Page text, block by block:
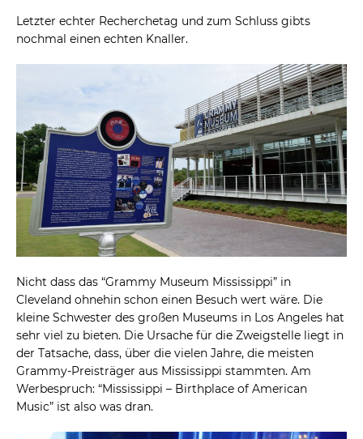
Letzter echter Recherchetag und zum Schluss gibts
nochmal einen echten Knaller.
Nicht dass das “Grammy Museum Mississippi” in
Cleveland ohnehin schon einen Besuch wert wäre. Die
kleine Schwester des großen Museums in Los Angeles hat
sehr viel zu bieten. Die Ursache für die Zweigstelle liegt in
der Tatsache, dass, über die vielen Jahre, die meisten
Grammy-Preisträger aus Mississippi stammten. Am
Werbespruch: “Mississippi – Birthplace of American
Music” ist also was dran.